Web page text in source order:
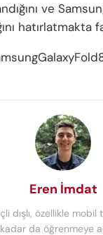
ve
hatırlatmakta
Eren İmdat
dışlı, özellikle
da öğrenmeye